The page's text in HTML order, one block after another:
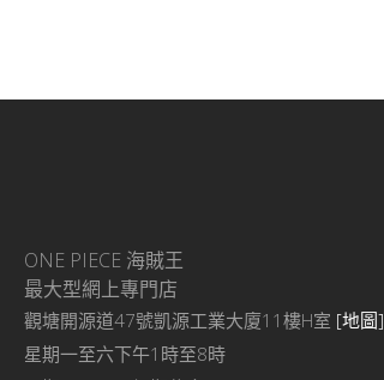
ONE PIECE 海賊王
最大型網上專門店
觀塘開源道47號凱源工業大廈11樓H室 [地圖]
星期一至六下午1時至8時